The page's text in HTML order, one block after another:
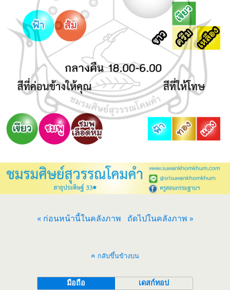
« ก่อนหน้านี้ในคลังภาพ ถัดไปในคลังภาพ »
กลับขึ้นข้างบน
มือถือ เดสก์ทอป